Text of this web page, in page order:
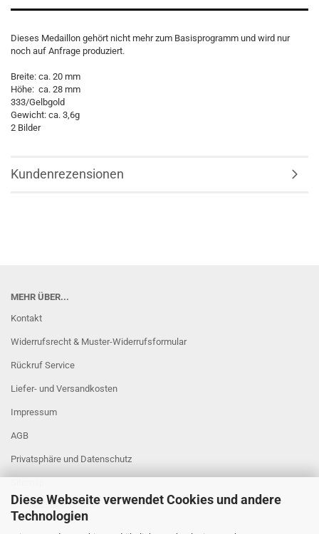
Diese Webseite verwendet Cookies und andere
Technologien
Dieses Medaillon gehört nicht mehr zum Basisprogramm und wird nur
noch auf Anfrage produziert.
Breite: ca. 20 mm
Höhe: ca. 28 mm
333/Gelbgold
Gewicht: ca. 3,6g
2 Bilder
Kundenrezensionen
MEHR ÜBER...
Kontakt
Widerrufsrecht & Muster-Widerrufsformular
Rückruf Service
Liefer- und Versandkosten
Impressum
AGB
Privatsphäre und Datenschutz
Cookie Einstellungen